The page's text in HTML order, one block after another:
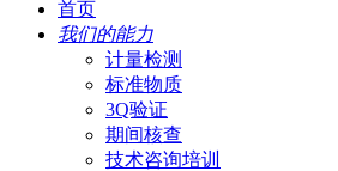
首页
我们的能力
计量检测
标准物质
3Q验证
期间核查
技术咨询培训